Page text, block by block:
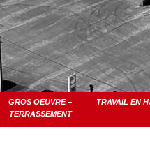
GROS OEUVRE –
TERRASSEMENT
TRAVAIL EN